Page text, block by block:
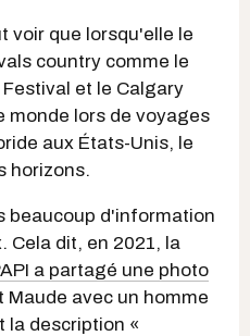
voir que lorsqu'elle le
country comme le
et le Calgary
monde lors de voyages
aux États-Unis, le
horizons.
beaucoup d'information
Cela dit, en 2021, la
a partagé une photo
avec un homme
la description «